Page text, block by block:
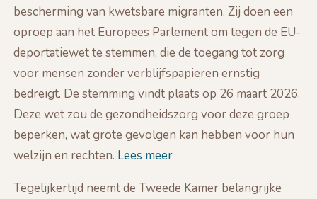
bescherming van kwetsbare migranten. Zij doen een
oproep aan het Europees Parlement om tegen de EU-
deportatiewet te stemmen, die de toegang tot zorg
voor mensen zonder verblijfspapieren ernstig
bedreigt. De stemming vindt plaats op 26 maart 2026.
Deze wet zou de gezondheidszorg voor deze groep
beperken, wat grote gevolgen kan hebben voor hun
welzijn en rechten. Lees meer
Tegelijkertijd neemt de Tweede Kamer belangrijke